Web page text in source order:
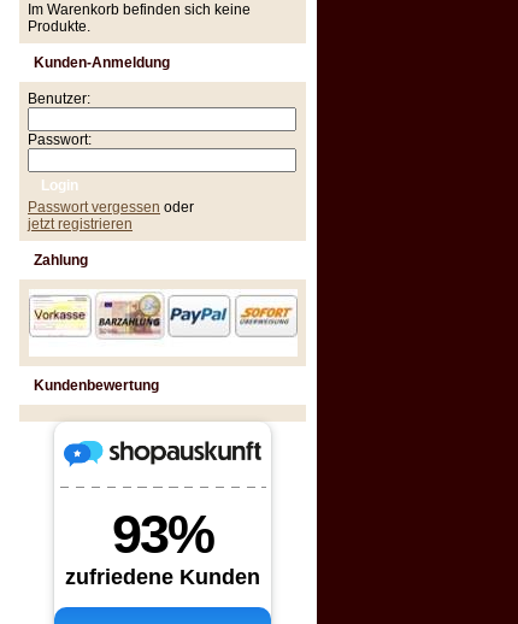
Im Warenkorb befinden sich keine
Produkte.
Kunden-Anmeldung
Benutzer:
Passwort:
Passwort vergessen oder
jetzt registrieren
Zahlung
Kundenbewertung